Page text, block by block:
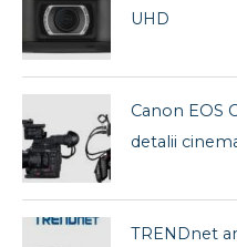
UHD
Canon EOS
detalii
TRENDnet